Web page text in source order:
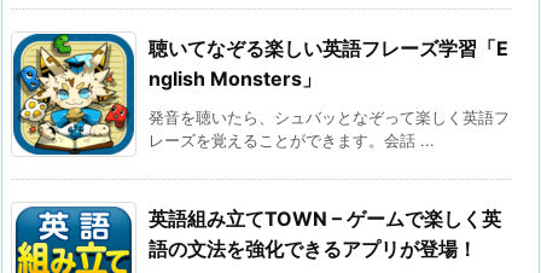
聴いてなぞる楽しい英語フレーズ学習「E
nglish Monsters」
発音を聴いたら、シュバッとなぞって楽しく英語フ
レーズを覚えることができます。会話 ...
英語組み立てTOWN – ゲームで楽しく英
語の文法を強化できるアプリが登場！